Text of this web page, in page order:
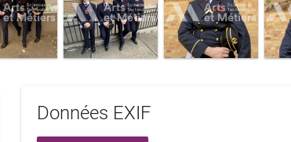
Données EXIF